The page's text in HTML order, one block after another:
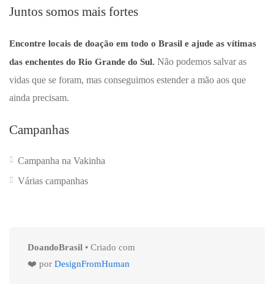
Juntos somos mais fortes
Encontre locais de doação em todo o Brasil e ajude as vítimas
das enchentes do Rio Grande do Sul. Não podemos salvar as
vidas que se foram, mas conseguimos estender a mão aos que
ainda precisam.
Campanhas
Campanha na Vakinha
Várias campanhas
DoandoBrasil • Criado com
❤️ por DesignFromHuman